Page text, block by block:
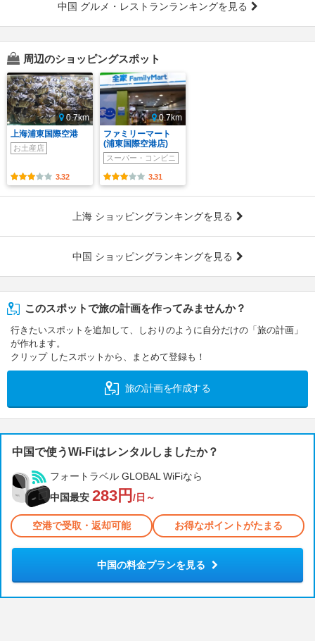
中国 グルメ・レストランランキングを見る
周辺のショッピングスポット
0.7km
上海浦東国際空港
お土産店
3.32
0.7km
ファミリーマート
(浦東国際空港店)
スーパー・コンビニ
3.31
上海 ショッピングランキングを見る
中国 ショッピングランキングを見る
このスポットで旅の計画を作ってみませんか？
行きたいスポットを追加して、しおりのように自分だけの「旅の計画」
が作れます。
クリップ したスポットから、まとめて登録も！
旅の計画を作成する
中国で使うWi-Fiはレンタルしましたか？
フォートラベル GLOBAL WiFiなら
中国最安 283円 /日～
空港で受取・返却可能 お得なポイントがたまる
中国の料金プランを見る